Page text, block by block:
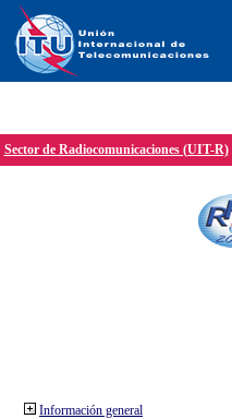
Sector de Radiocomunicaciones (UIT-R)
Información general